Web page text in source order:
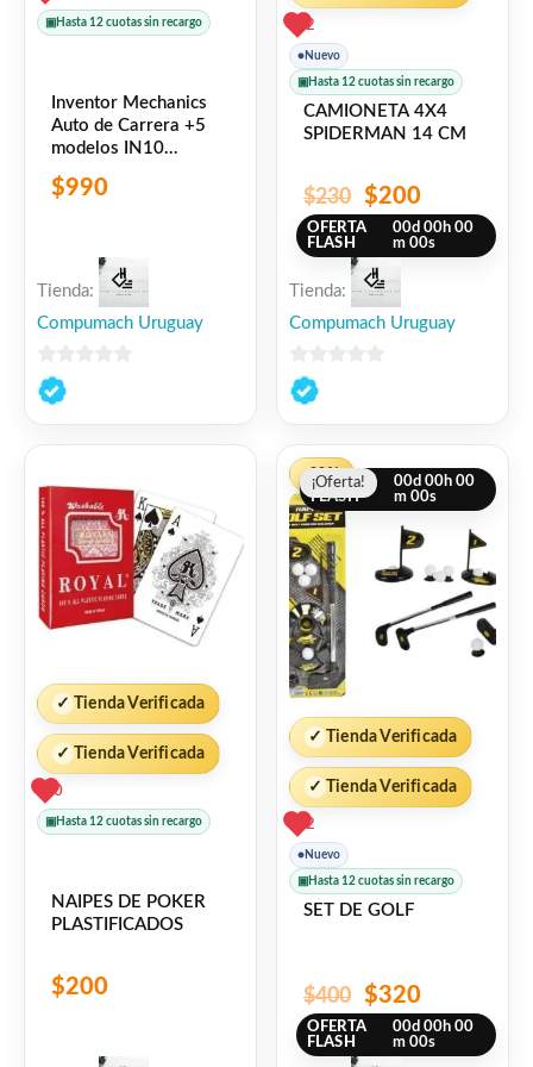
▣ Hasta 12 cuotas sin recargo
Inventor Mechanics
Auto de Carrera +5
modelos IN10
$990
Tienda:
Compumach Uruguay
0
de
2
● Nuevo
▣ Hasta 12 cuotas sin recargo
CAMIONETA 4X4
SPIDERMAN 14 CM
$230 $200
OFERTA
FLASH
00d 00h 00
m 00s
Tienda:
Compumach Uruguay
0
de
✓ Tienda Verificada
✓ Tienda Verificada
0
▣ Hasta 12 cuotas sin recargo
NAIPES DE POKER
PLASTIFICADOS
$200
¡Oferta!
-20%
OFERTA
FLASH
00d00h00
m00s
✓ Tienda Verificada
✓ Tienda Verificada
2
● Nuevo
▣ Hasta 12 cuotas sin recargo
¡Oferta!
SET DE GOLF
$400
precio
original
era:
$400.
$320
precio
es:
$320.
OFERTA
FLASH
00d 00h 00
m 00s